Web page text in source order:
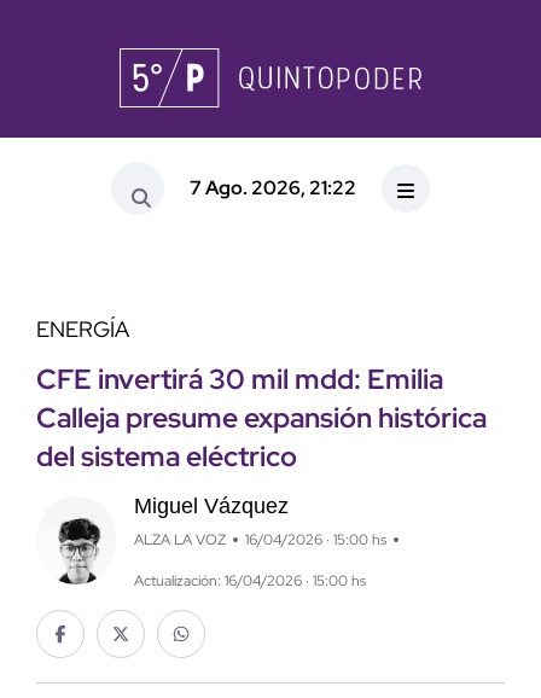
7 Ago. 2026, 21:22
ENERGÍA
CFE invertirá 30 mil mdd: Emilia
Calleja presume expansión histórica
del sistema eléctrico
Miguel Vázquez
ALZA LA VOZ 16/04/2026 · 15:00 hs
Actualización: 16/04/2026 · 15:00 hs